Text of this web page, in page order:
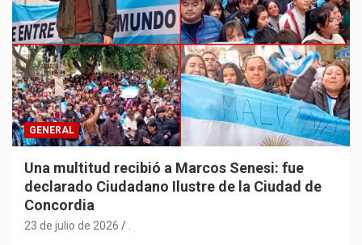
GENERAL
Una multitud recibió a Marcos Senesi: fue
declarado Ciudadano Ilustre de la Ciudad de
Concordia
23 de julio de 2026